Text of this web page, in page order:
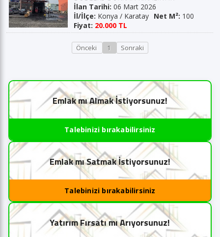
İlan Tarihi: 06 Mart 2026
İl/İlçe: Konya / Karatay Net M²: 100
Fiyat: 20.000 TL
Önceki 1 Sonraki
Emlak mı Almak İstiyorsunuz!
Talebinizi bırakabilirsiniz
Emlak mı Satmak İstiyorsunuz!
Talebinizi bırakabilirsiniz
Yatırım Fırsatı mı Arıyorsunuz!